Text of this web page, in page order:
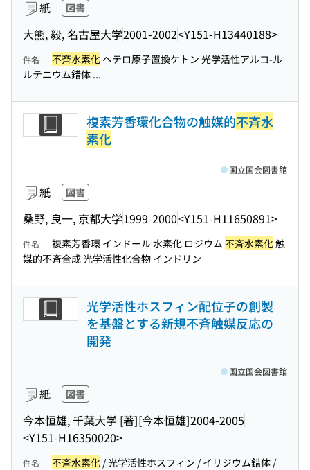
紙 図書
大熊, 毅, 名古屋大学2001-2002<Y151-H13440188>
件名 不斉水素化 ヘテロ原子置換ケトン 光学活性アルコ-ル
ルテニウム錯体 ...
複素芳香環化合物の触媒的不斉水
素化
紙 図書
桑野, 良一, 京都大学1999-2000<Y151-H11650891>
国立国会図書館
件名 複素芳香環 インドール 水素化 ロジウム 不斉水素化触
媒的不斉合成 光学活性化合物 インドリン
光学活性ホスフィン配位子の創製
を基盤とする新規不斉触媒反応の
開発
紙 図書
今本恒雄, 千葉大学 [著][今本恒雄]2004-2005
<Y151-H16350020>
国立国会図書館
件名 不斉水素化 / 光学活性ホスフィン / イリジウム錯体 /